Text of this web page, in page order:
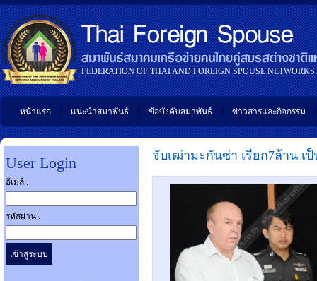
FEDERATION OF THAI AND FOREIGN SPOUSE
หน้าแรก แนะนำสมาพันธ์ ข้อบังคับสมาพันธ์ ข่าวสารและกิจกรรม
User Login
อีเมล์ :
รหัสผ่าน :
จับเฒ่ามะกันซ่า เรียก7ล้าน เ